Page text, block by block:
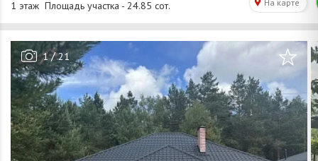
1/21